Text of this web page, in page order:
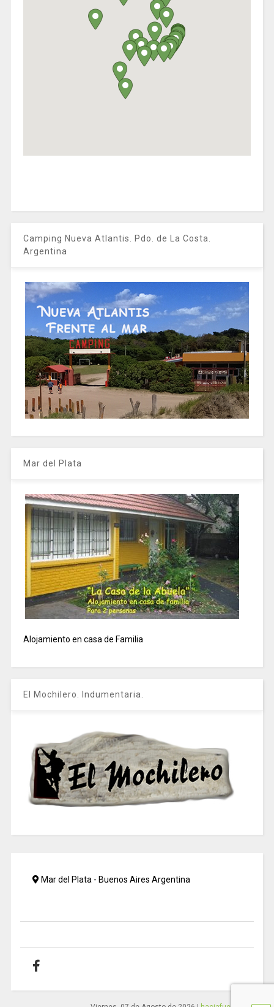
Camping Nueva Atlantis. Pdo. de La Costa.
Argentina
Mar del Plata
Alojamiento en casa de Familia
El Mochilero. Indumentaria.
Mar del Plata - Buenos Aires Argentina